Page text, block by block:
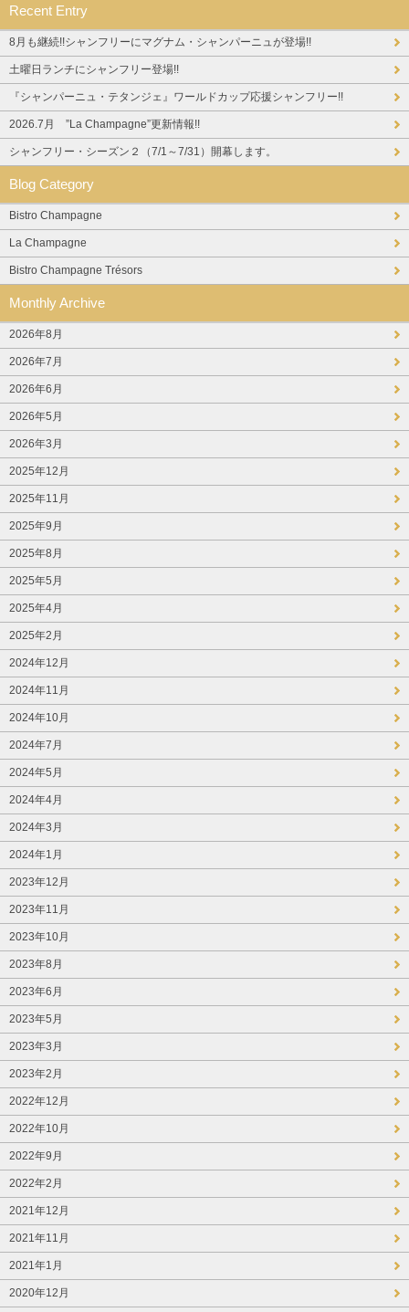
Recent Entry
8月も継続!!シャンフリーにマグナム・シャンパーニュが登場!!
土曜日ランチにシャンフリー登場!!
『シャンパーニュ・テタンジェ』ワールドカップ応援シャンフリー!!
2026.7月 ”La Champagne”更新情報!!
シャンフリー・シーズン２（7/1～7/31）開幕します。
Blog Category
Bistro Champagne
La Champagne
Bistro Champagne Trésors
Monthly Archive
2026年8月
2026年7月
2026年6月
2026年5月
2026年3月
2025年12月
2025年11月
2025年9月
2025年8月
2025年5月
2025年4月
2025年2月
2024年12月
2024年11月
2024年10月
2024年7月
2024年5月
2024年4月
2024年3月
2024年1月
2023年12月
2023年11月
2023年10月
2023年8月
2023年6月
2023年5月
2023年3月
2023年2月
2022年12月
2022年10月
2022年9月
2022年2月
2021年12月
2021年11月
2021年1月
2020年12月